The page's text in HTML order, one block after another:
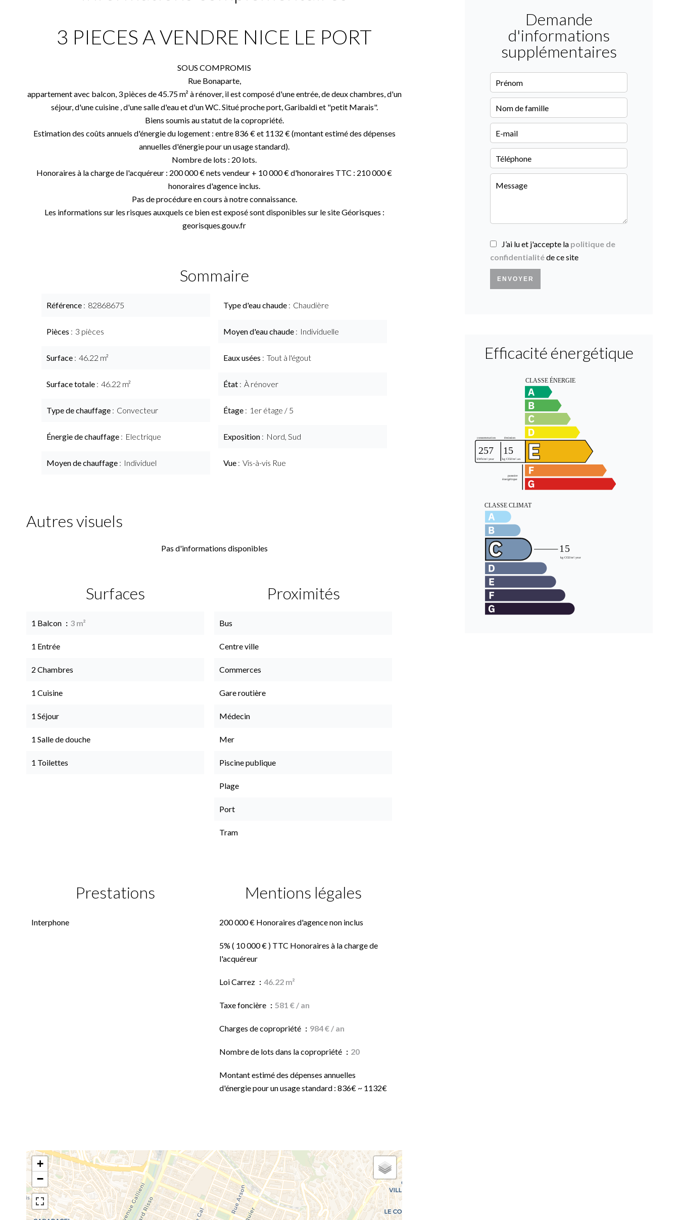
3 PIECES A VENDRE NICE LE PORT
SOUS COMPROMIS
Rue Bonaparte,
appartement avec balcon, 3 pièces de 45.75 m² à rénover, il est composé d'une entrée, de deux chambres, d'un
séjour, d'une cuisine , d'une salle d'eau et d'un WC. Situé proche port, Garibaldi et "petit Marais".
Biens soumis au statut de la copropriété.
Estimation des coûts annuels d'énergie du logement : entre 836 € et 1132 € (montant estimé des dépenses
annuelles d'énergie pour un usage standard).
Nombre de lots : 20 lots.
Honoraires à la charge de l'acquéreur : 200 000 € nets vendeur + 10 000 € d'honoraires TTC : 210 000 €
honoraires d'agence inclus.
Pas de procédure en cours à notre connaissance.
Les informations sur les risques auxquels ce bien est exposé sont disponibles sur le site Géorisques :
georisques.gouv.fr
Sommaire
Référence 82868675
Pièces 3 pièces
Surface 46.22 m²
Surface totale 46.22 m²
Type de chauffage Convecteur
Énergie de chauffage Electrique
Moyen de chauffage Individuel
Type d'eau chaude Chaudière
Moyen d'eau chaude Individuelle
Eaux usées Tout à l'égout
État À rénover
Étage 1er étage / 5
Exposition Nord, Sud
Vue Vis-à-vis Rue
Autres visuels
Pas d'informations disponibles
Surfaces
1 Balcon 3 m²
1 Entrée
2 Chambres
1 Cuisine
1 Séjour
1 Salle de douche
1 Toilettes
Proximités
Bus
Centre ville
Commerces
Gare routière
Médecin
Mer
Piscine publique
Plage
Port
Tram
Prestations
Interphone
Mentions légales
200 000 € Honoraires d'agence non inclus
5% ( 10 000 € ) TTC Honoraires à la charge de
l'acquéreur
Loi Carrez 46.22 m²
Taxe foncière 581 € / an
Charges de copropriété 984 € / an
Nombre de lots dans la copropriété 20
Montant estimé des dépenses annuelles
d'énergie pour un usage standard : 836€ ~ 1132€
+
−
Demande
d'informations
supplémentaires
J’ai lu et j'accepte la politique de
confidentialitéde ce site
ENVOYER
Efficacité énergétique